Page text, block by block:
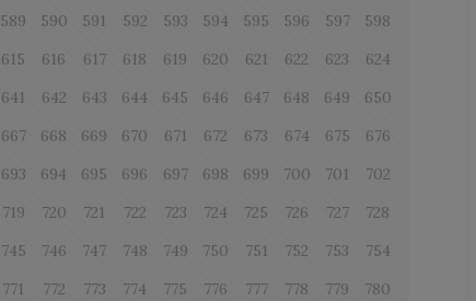
589 590 591 592 593 594 595 596 597
598
615 616 617 618 619 620 621 622 623
624
641 642 643 644 645 646 647 648 649
650
667 668 669 670 671 672 673 674 675
676
693 694 695 696 697 698 699 700 701
702
719 720 721 722 723 724 725 726 727
728
745 746 747 748 749 750 751 752 753
754
771 772 773 774 775 776 777 778 779
780